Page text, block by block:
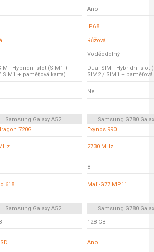
Ano
IP68
Růžová
Voděodolný
- Hybridní slot (SIM1 +
SIM1 + paměťová karta)
Dual SIM - Hybridní slot
SIM2 / SIM1 + paměťová
Ne
Samsung Galaxy A52
Samsung G780
720G Exynos 990
2730 MHz
8
618 Mali-G77 MP11
Samsung Galaxy A52
Samsung G780
128 GB
Ano